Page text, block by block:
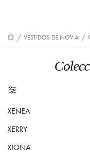
/ VESTIDOS DE NOVIA /
XENEA
XERRY
XIONA